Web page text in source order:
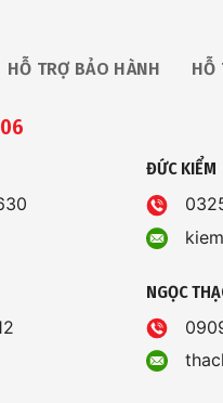
HỖ TRỢ BẢO HÀNH HỖ
ĐỨC KIỂM
NGỌC